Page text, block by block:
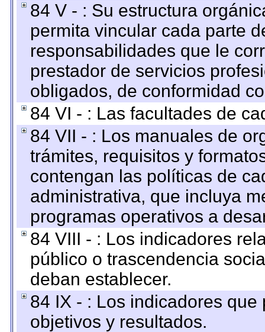
84 V - : Su estructura
permita vincular cada parte
responsabilidades que le
prestador de servicios
obligados, de conformidad
84 VI - : Las facultades de
84 VII - : Los manuales de
trámites, requisitos y
contengan las políticas de
administrativa, que incluya
programas operativos a
84 VIII - : Los indicadores
público o trascendencia
deban establecer.
84 IX - : Los indicadores
objetivos y resultados.